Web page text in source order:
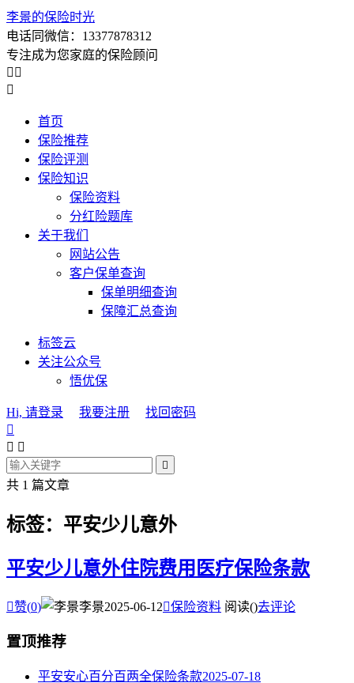
李景的保险时光
电话同微信：13377878312
专注成为您家庭的保险顾问
 

首页
保险推荐
保险评测
保险知识
保险资料
分红险题库
关于我们
网站公告
客户保单查询
保单明细查询
保障汇总查询
标签云
关注公众号
悟优保
Hi, 请登录 我要注册
找回密码

 

共 1 篇文章
标签：平安少儿意外
平安少儿意外住院费用医疗保险条款
赞(0) 李景2025-06-12保险资料 阅读()去评论
置顶推荐
平安安心百分百两全保险条款2025-07-18